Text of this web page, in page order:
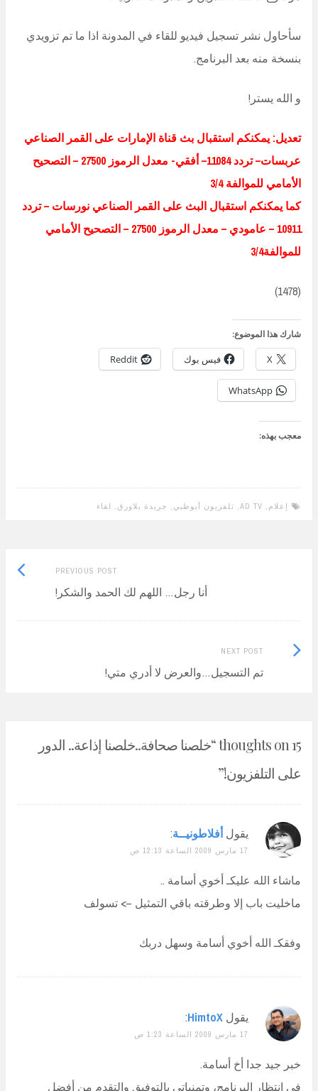
سأحاول نشر تسجيل فيديو للقاء في المدونة اذا ما تم تزويدي
بنسخة منه بعد البرنامج.
و الله يستر!
تعديل: يمكنكم استقبال بث قناة الإمارات على القمر الصناعي
عربسات– تردد 11084– أفقي- معدل الرموز 27500 – التصحيح
الأمامي للموالفة 3/4
كما يمكنكم استقبال البث على القمر الصناعي نورسات – تردد
10911 – عامودي – معدل الرموز 27500 – التصحيح الأمامي
للموالفة3/4
(1478)
شارك هذا الموضوع:
X فيس بوك Reddit
WhatsApp
معجب بهذه:
إعلام AD TV تلفزيون أبوظبي جريدة بلاورق لقاء
PREVIOUS POST
Previous
post:أنا رجل… اللهم لك الحمد والشكر!
NEXT POST
تم التسجيل…والعرض لا أدري متي!
Next
Post:
15 thoughts on “
خلصنا صحافة..خلصنا إذاعة.. الدور
على التلفزيون!”
يقول أفلاطونيــة:
17 مارس 2009 الساعة 12:13 ص
ماشاء الله عليكـ أخوي أسامة ..
ماخليت باب إلا وطرقته باقي التمثيل –> تسولف
وفقكـ الله أخوي أسامة وسهل دربك
يقول HimtoX
:
17 مارس 2009 الساعة 1:23 ص
خبر جيد جدا أخ أسامة.
في انتظار البرنامج، وتمنياتي بالتوفيق والتقدم من أفضل